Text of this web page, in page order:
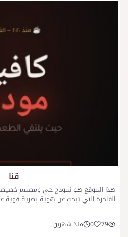
قنا
هذا الموقع هو نموذج حي ومصمم خصيصاً
الفاخرة التي تبحث عن هوية بصرية قوية
79
0 منذ شهرين